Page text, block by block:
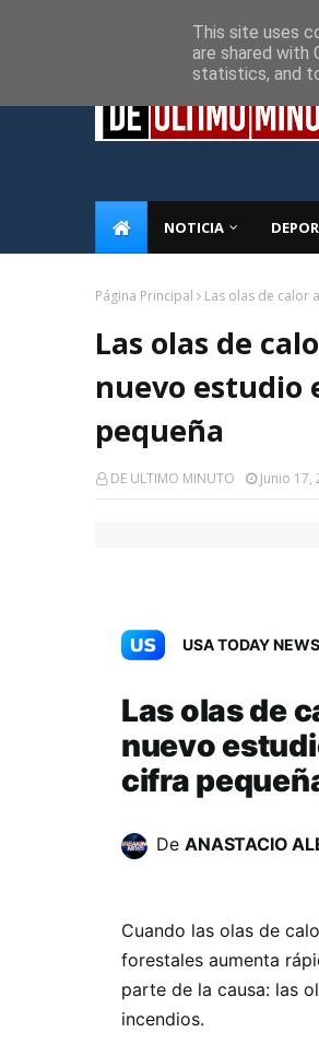
NOTICIA
Página Principal Las olas de calor
Las olas de
nuevo estudio
pequeña
DE ULTIMO MINUTO Junio 17,
USA TODAY
Las olas de
nuevo
cifra
De ANASTACIO
Cuando las olas de
forestales aumenta
parte de la causa: las
incendios.
This site uses
are shared with
statistics, and